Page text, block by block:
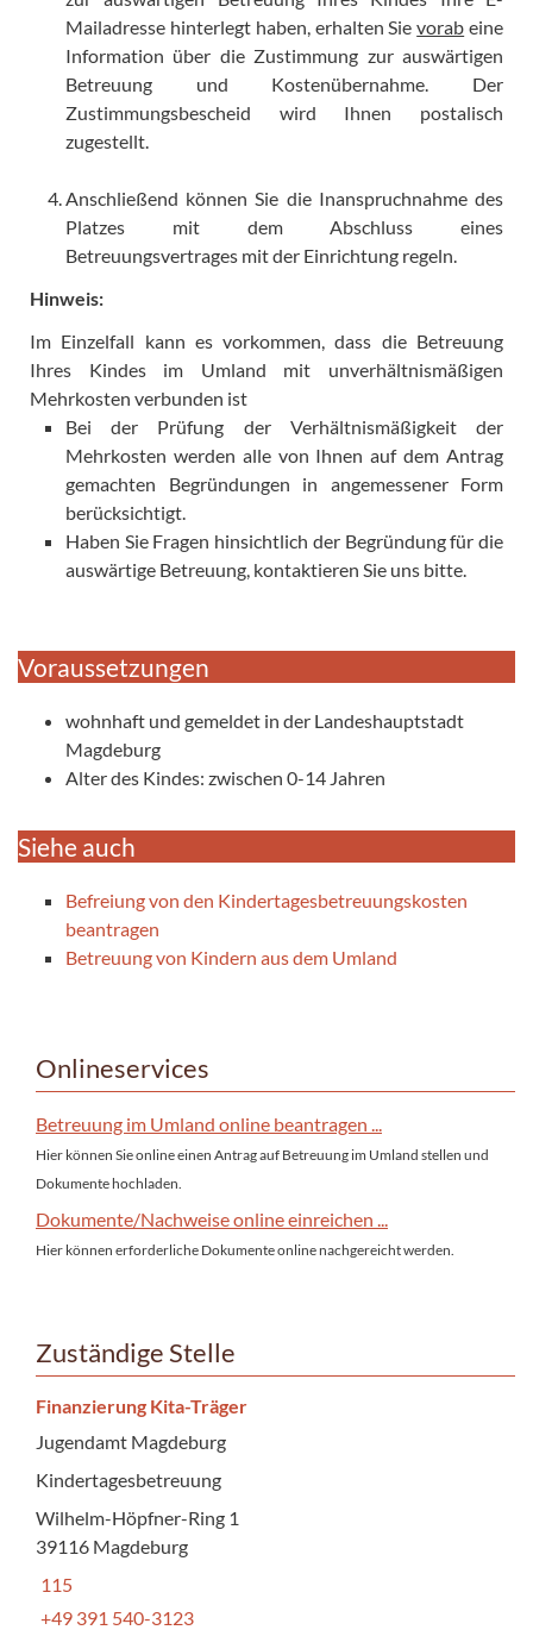
Mailadresse hinterlegt haben, erhalten Sievorab eine
Information über die Zustimmung zur auswärtigen
Betreuung und Kostenübernahme. Der
Zustimmungsbescheid wird Ihnen postalisch
zugestellt.
Anschließend können Sie die Inanspruchnahme des
Platzes mit dem Abschluss eines
Betreuungsvertrages mit der Einrichtung regeln.
Hinweis:
Im Einzelfall kann es vorkommen, dass die Betreuung
Ihres Kindes im Umland mit unverhältnismäßigen
Mehrkosten verbunden ist
Bei der Prüfung der Verhältnismäßigkeit der
Mehrkosten werden alle von Ihnen auf dem Antrag
gemachten Begründungen in angemessener Form
berücksichtigt.
Haben Sie Fragen hinsichtlich der Begründung für die
auswärtige Betreuung, kontaktieren Sie uns bitte.
Voraussetzungen
wohnhaft und gemeldet in der Landeshauptstadt
Magdeburg
Alter des Kindes: zwischen 0-14 Jahren
Siehe auch
Befreiung von den Kindertagesbetreuungskosten
beantragen
Betreuung von Kindern aus dem Umland
Onlineservices
Betreuung im Umland online beantragen ...
Hier können Sie online einen Antrag auf Betreuung im Umland stellen und
Dokumente hochladen.
Dokumente/Nachweise online einreichen ...
Hier können erforderliche Dokumente online nachgereicht werden.
Zuständige Stelle
Finanzierung Kita-Träger
Jugendamt Magdeburg
Kindertagesbetreuung
Wilhelm-Höpfner-Ring 1
39116 Magdeburg
115
+49 391 540-3123